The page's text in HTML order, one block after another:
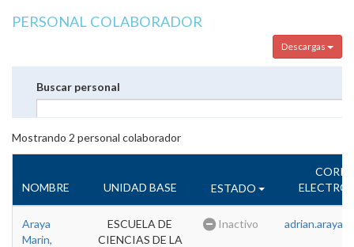
PERSONAL COLABORADOR
Descargas
Buscar personal
Mostrando 2 personal colaborador
NOMBRE UNIDAD BASE ESTADO
Araya
Marin,
ESCUELA DE
CIENCIAS DE LA
Inactivo